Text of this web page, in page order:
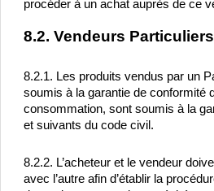
procéder à un achat auprès de ce
8.2. Vendeurs Particuliers
8.2.1. Les produits vendus par un
soumis à la garantie de conformité
consommation, sont soumis à la
et suivants du code civil.
8.2.2. L’acheteur et le vendeur
avec l’autre afin d’établir la